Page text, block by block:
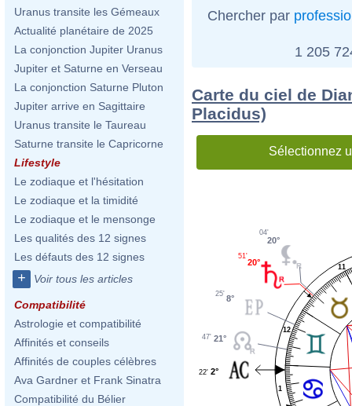
Uranus transite les Gémeaux
Actualité planétaire de 2025
La conjonction Jupiter Uranus
Jupiter et Saturne en Verseau
La conjonction Saturne Pluton
Jupiter arrive en Sagittaire
Uranus transite le Taureau
Saturne transite le Capricorne
Lifestyle
Le zodiaque et l'hésitation
Le zodiaque et la timidité
Le zodiaque et le mensonge
Les qualités des 12 signes
Les défauts des 12 signes
+ Voir tous les articles
Compatibilité
Astrologie et compatibilité
Affinités et conseils
Affinités de couples célèbres
Ava Gardner et Frank Sinatra
Compatibilité du Bélier
Chercher par
1 205
Carte du ciel de
Placidus)
Sélectionnez
1
11
12
20°
04'
20°
51'
8°
25'
21°
47'
2°
22'